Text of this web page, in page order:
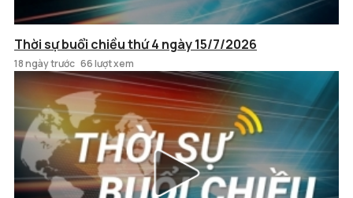
Thời sự buổi chiều thứ 4 ngày 15/7/2026
18 ngày trước 66 lượt xem